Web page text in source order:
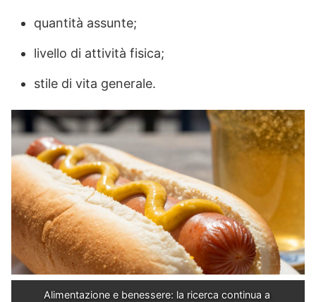
quantità assunte;
livello di attività fisica;
stile di vita generale.
Alimentazione e benessere: la ricerca continua a